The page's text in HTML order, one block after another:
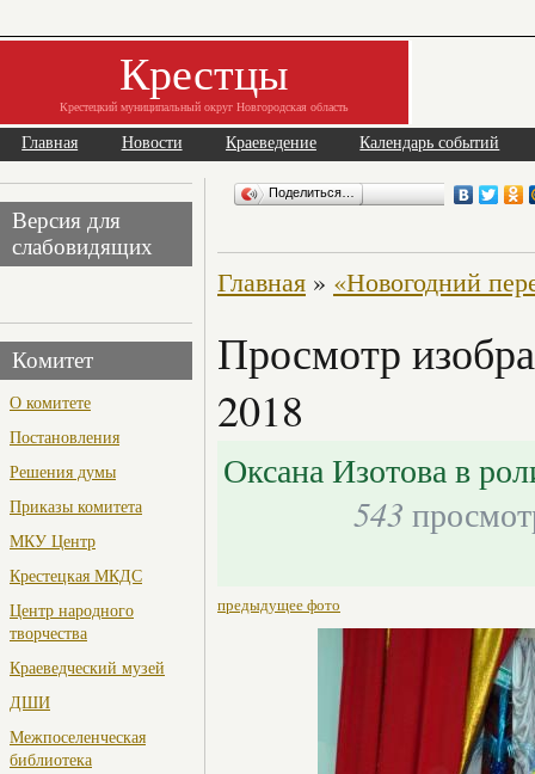
Крестцы
Крестецкий муниципальный округ Новгородская область
Главная Новости Краеведение Календарь событий
Версия для
слабовидящих
Комитет
О комитете
Постановления
Решения думы
Приказы комитета
МКУ Центр
Крестецкая МКДС
Центр народного
творчества
Краеведческий музей
ДШИ
Межпоселенческая
библиотека
Поделиться…
Главная » «Новогодний
Просмотр
2018
Оксана Изотова в
543
предыдущее фото